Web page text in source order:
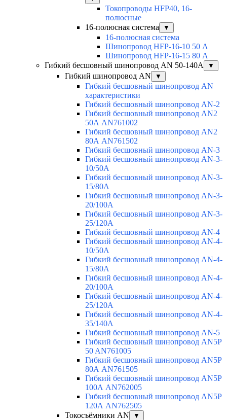
Токопроводы HFP40, 16-
полюсные
16-полюсная система
▼
16-полюсная система
Шинопровод HFP-16-10 50 А
Шинопровод HFP-16-15 80 А
Гибкий бесшовный шинопровод AN 50-140А
▼
Гибкий шинопровод AN ▼
Гибкий бесшовный шинопровод AN
характеристики
Гибкий бесшовный шинопровод AN-2
Гибкий бесшовный шинопровод AN2
50А AN761002
Гибкий бесшовный шинопровод AN2
80А AN761502
Гибкий бесшовный шинопровод AN-3
Гибкий бесшовный шинопровод AN-3-
10/50A
Гибкий бесшовный шинопровод AN-3-
15/80A
Гибкий бесшовный шинопровод AN-3-
20/100A
Гибкий бесшовный шинопровод AN-3-
25/120A
Гибкий бесшовный шинопровод AN-4
Гибкий бесшовный шинопровод AN-4-
10/50A
Гибкий бесшовный шинопровод AN-4-
15/80A
Гибкий бесшовный шинопровод AN-4-
20/100A
Гибкий бесшовный шинопровод AN-4-
25/120A
Гибкий бесшовный шинопровод AN-4-
35/140A
Гибкий бесшовный шинопровод AN-5
Гибкий бесшовный шинопровод AN5P
50 AN761005
Гибкий бесшовный шинопровод AN5P
80А AN761505
Гибкий бесшовный шинопровод AN5P
100А AN762005
Гибкий бесшовный шинопровод AN5P
120А AN762505
Токосъёмники AN
▼